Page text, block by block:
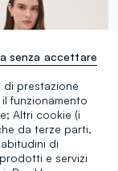
prestazione
funzionamento
Altri cookie (i
da terze parti,
di
e servizi
senza accettare